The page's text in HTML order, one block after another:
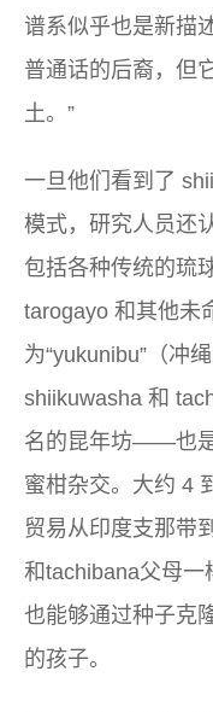
谱系似乎也是新描
普通话的后裔，但
土。”
一旦他们看到了
模式，研究人员还
包括各种传统的琉
tarogayo 和其他未
为“yukunibu”（冲
shiikuwasha 和
名的昆年坊——也
蜜柑杂交。大约 4
贸易从印度支那带
和tachibana父母一
也能够通过种子克
的孩子。